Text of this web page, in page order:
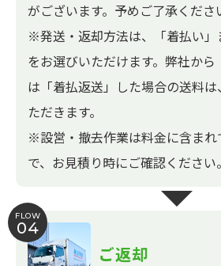
がございます。予めご了承くださ
※発送・返却方法は、「着払い」
をお選びいただけます。弊社か
は「着払返送」した場合の送料
ただきます。
※設営・撤去作業は料金に含まれ
で、お見積り時にご確認ください。
FLOW
04
ご返却